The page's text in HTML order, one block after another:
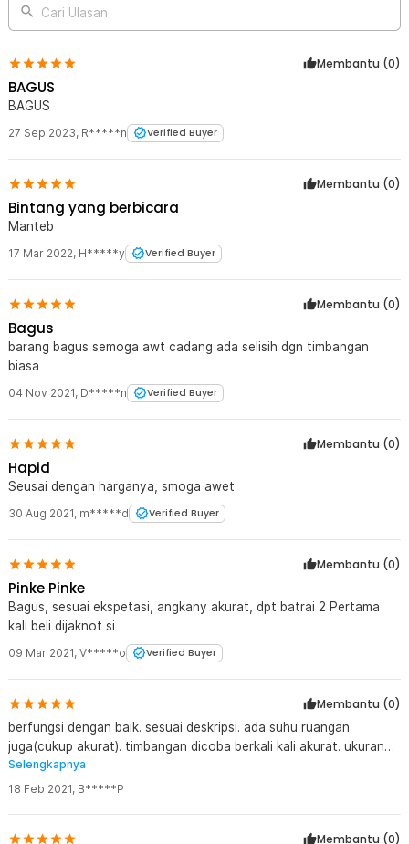
Cari Ulasan
Membantu (0)
BAGUS
BAGUS
27 Sep 2023, R*****n Verified Buyer
Membantu (0)
Bintang yang berbicara
Manteb
17 Mar 2022, H*****y Verified Buyer
Membantu (0)
Bagus
barang bagus semoga awt cadang ada selisih dgn timbangan
biasa
04 Nov 2021, D*****n Verified Buyer
Membantu (0)
Hapid
Seusai dengan harganya, smoga awet
30 Aug 2021, m*****d Verified Buyer
Membantu (0)
Pinke Pinke
Bagus, sesuai ekspetasi, angkany akurat, dpt batrai 2 Pertama
kali beli dijaknot si
09 Mar 2021, V*****o Verified Buyer
Membantu (0)
berfungsi dengan baik. sesuai deskripsi. ada suhu ruangan
juga(cukup akurat). timbangan dicoba berkali kali akurat. ukuran
sebesar kaki orang dewasa.
Selengkapnya
18 Feb 2021, B*****P
Membantu (0)